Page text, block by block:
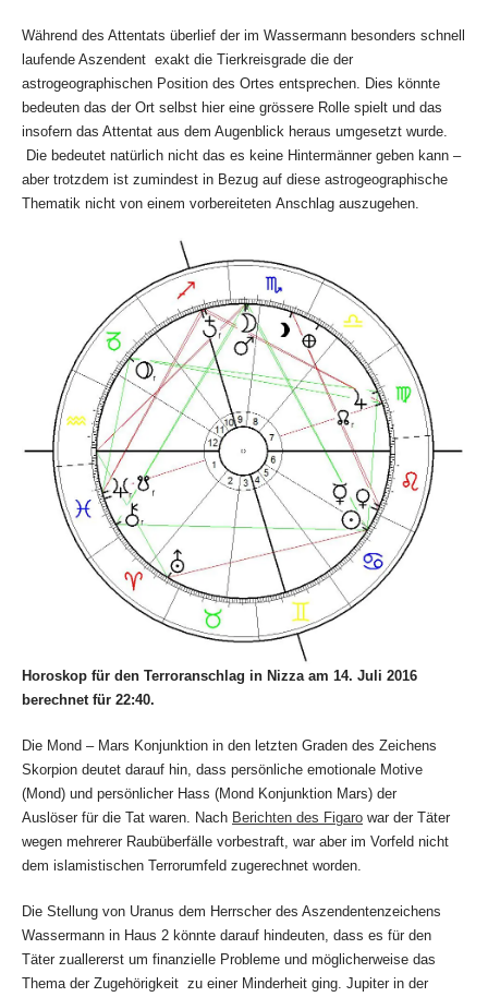
Während des Attentats überlief der im Wassermann besonders schnell
laufende Aszendent exakt die Tierkreisgrade die der
astrogeographischen Position des Ortes entsprechen. Dies könnte
bedeuten das der Ort selbst hier eine grössere Rolle spielt und das
insofern das Attentat aus dem Augenblick heraus umgesetzt wurde.
Die bedeutet natürlich nicht das es keine Hintermänner geben kann –
aber trotzdem ist zumindest in Bezug auf diese astrogeographische
Thematik nicht von einem vorbereiteten Anschlag auszugehen.
Horoskop für den Terroranschlag in Nizza am 14. Juli 2016
berechnet für 22:40.
Die Mond – Mars Konjunktion in den letzten Graden des Zeichens
Skorpion deutet darauf hin, dass persönliche emotionale Motive
(Mond) und persönlicher Hass (Mond Konjunktion Mars) der
Auslöser für die Tat waren. Nach Berichten des Figaro war der Täter
wegen mehrerer Raubüberfälle vorbestraft, war aber im Vorfeld nicht
dem islamistischen Terrorumfeld zugerechnet worden.
Die Stellung von Uranus dem Herrscher des Aszendentenzeichens
Wassermann in Haus 2 könnte darauf hindeuten, dass es für den
Täter zuallererst um finanzielle Probleme und möglicherweise das
Thema der Zugehörigkeit zu einer Minderheit ging. Jupiter in der